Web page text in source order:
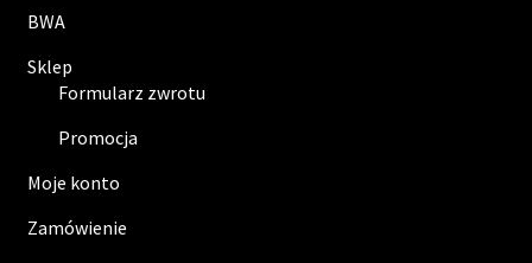
BWA
Sklep
Formularz zwrotu
Promocja
Moje konto
Zamówienie